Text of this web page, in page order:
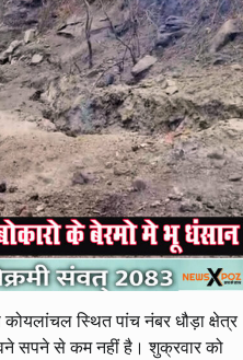
स्थित पांच नंबर धौड़ा क्षेत्र
सपने से कम नहीं है। शुक्रवार को